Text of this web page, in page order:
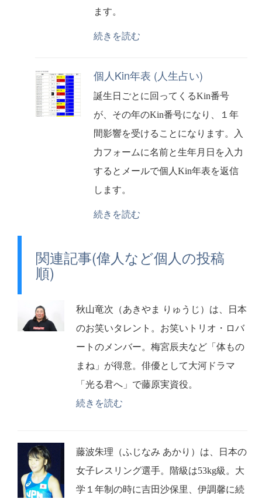
ます。
続きを読む
個人Kin年表 (人生占い)
誕生日ごとに回ってくるKin番号
が、その年のKin番号になり、１年
間影響を受けることになります。入
力フォームに名前と生年月日を入力
するとメールで個人Kin年表を返信
します。
続きを読む
関連記事(偉人など個人の投稿
順)
秋山竜次（あきやま りゅうじ）は、日本
のお笑いタレント。お笑いトリオ・ロバ
ートのメンバー。梅宮辰夫など「体もの
まね」が得意。俳優として大河ドラマ
「光る君へ」で藤原実資役。
続きを読む
藤波朱理（ふじなみ あかり）は、日本の
女子レスリング選手。階級は53kg級。大
学１年制の時に吉田沙保里、伊調馨に続